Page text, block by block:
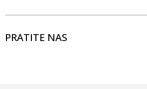
PRATITE NAS